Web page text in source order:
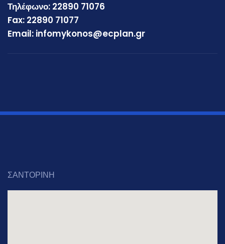
Τηλέφωνο: 22890 71076
Fax: 22890 71077
Email: infomykonos@ecplan.gr
ΣΑΝΤΟΡΙΝΗ